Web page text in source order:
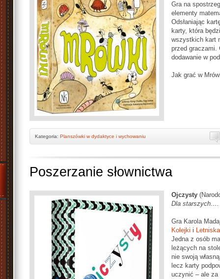
Gra na
elementy
Odsłaniając
karty, która
wszystkich kart
przed graczami.
dodawanie w
Jak grać w
Kategoria: Planszówki w dydaktyce i wychowaniu
Poszerzanie słownictwa
Ojczysty
Dla starszych….
Gra Karola
Kolejki i Letniska
Jedna z osób
leżących na
nie swoją
lecz karty
uczynić – ale za